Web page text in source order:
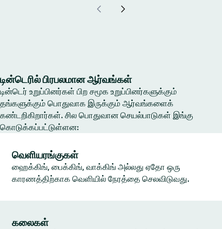
டின்டெரில் பிரபலமான ஆர்வங்கள்
டின்டெர் உறுப்பினர்கள் பிற சமூக உறுப்பினர்களுக்கும்
தங்களுக்கும் பொதுவாக இருக்கும் ஆர்வங்களைக்
கண்டறிகிறார்கள். சில பொதுவான செயல்பாடுகள் இங்கு
கொடுக்கப்பட்டுள்ளன:
வெளியரங்குகள்
ஹைக்கிங், பைக்கிங், வாக்கிங் அல்லது ஏதோ ஒரு
காரணத்திற்காக வெளியில் நேரத்தை செலவிடுவது.
கலைகள்